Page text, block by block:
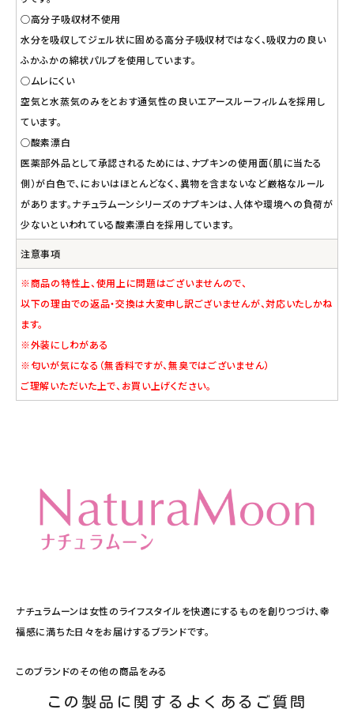
○高分子吸収材不使用
水分を吸収してジェル状に固める高分子吸収材ではなく、吸収力の良い
ふかふかの綿状パルプを使用しています。
○ムレにくい
空気と水蒸気のみをとおす通気性の良いエアースルーフィルムを採用し
ています。
○酸素漂白
医薬部外品として承認されるためには、ナプキンの使用面（肌に当たる
側）が白色で、においはほとんどなく、異物を含まないなど厳格なルール
があります。ナチュラムーンシリーズのナプキンは、人体や環境への負荷が
少ないといわれている酸素漂白を採用しています。
注意事項
※商品の特性上、使用上に問題はございませんので、
以下の理由での返品・交換は大変申し訳ございませんが、対応いたしかね
ます。
※外装にしわがある
※匂いが気になる（無香料ですが、無臭ではございません）
ご理解いただいた上で、お買い上げください。
ナチュラムーンは女性のライフスタイルを快適にするものを創りつづけ、幸
福感に満ちた日々をお届けするブランドです。
このブランドのその他の商品をみる
この製品に関するよくあるご質問